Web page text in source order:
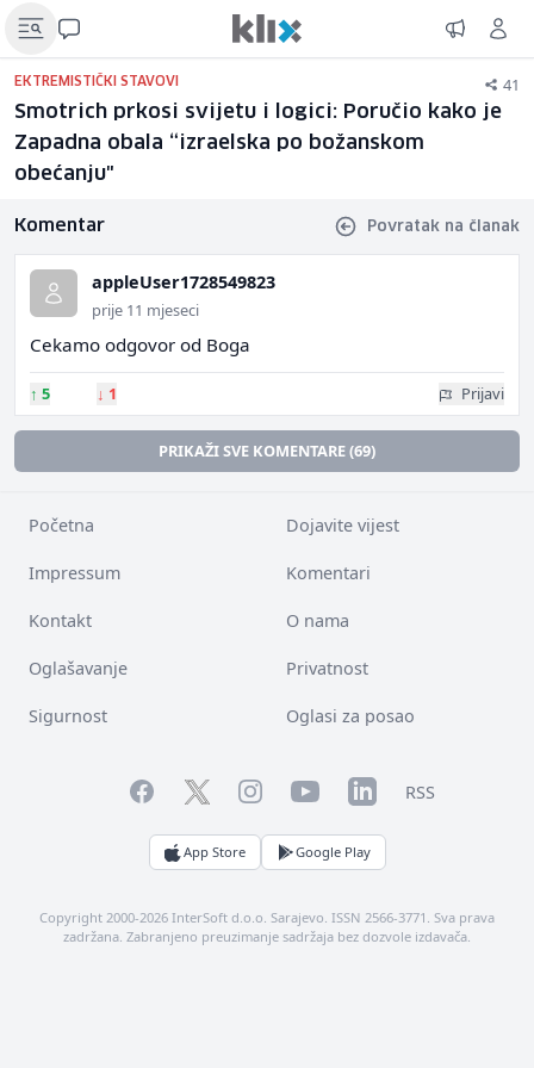
EKTREMISTIČKI STAVOVI 41
Smotrich prkosi svijetu i logici: Poručio kako je
Zapadna obala “izraelska po božanskom
obećanju"
Komentar Povratak na članak
appleUser1728549823
prije 11 mjeseci
Cekamo odgovor od Boga
↑ 5 ↓ 1 Prijavi
PRIKAŽI SVE KOMENTARE (69)
Početna Dojavite vijest
Impressum Komentari
Kontakt O nama
Oglašavanje Privatnost
Sigurnost Oglasi za posao
FacebookTwitterInstagramYouTubeLinkedInRSS
App Store Google Play
Copyright 2000-2026 InterSoft d.o.o. Sarajevo. ISSN 2566-3771. Sva prava
zadržana. Zabranjeno preuzimanje sadržaja bez dozvole izdavača.